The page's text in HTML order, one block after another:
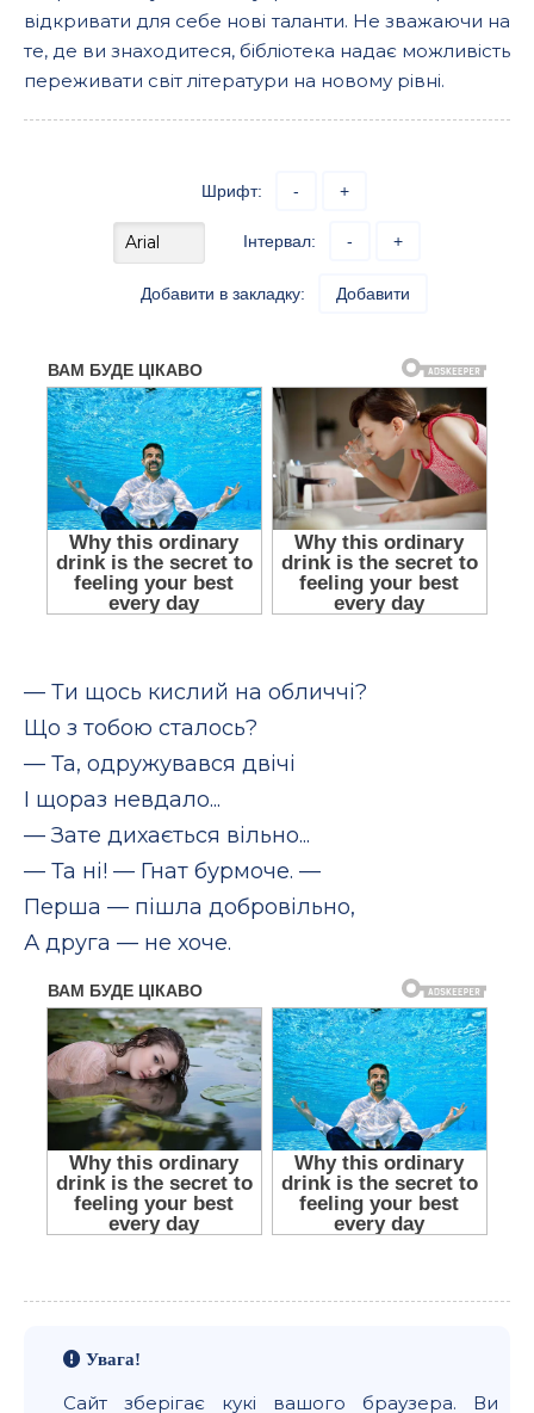
відкривати для себе нові таланти. Не зважаючи на
те, де ви знаходитеся, бібліотека надає можливість
переживати світ літератури на новому рівні.
Шрифт: - +
Інтервал: - +
Добавити в закладку: Добавити
— Ти щось кислий на обличчі?
Що з тобою сталось?
— Та, одружувався двічі
І щораз невдало...
— Зате дихається вільно...
— Та ні! — Гнат бурмоче. —
Перша — пішла добровільно,
А друга — не хоче.
Увага!
Сайт зберігає кукі вашого браузера. Ви